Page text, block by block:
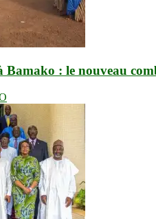
Bamako : le nouveau